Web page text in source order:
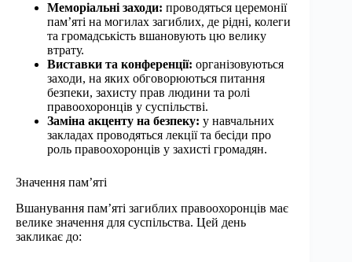
Меморіальні заходи: проводяться церемонії
пам’яті на могилах загиблих, де рідні, колеги
та громадськість вшановують цю велику
втрату.
Виставки та конференції: організовуються
заходи, на яких обговорюються питання
безпеки, захисту прав людини та ролі
правоохоронців у суспільстві.
Заміна акценту на безпеку: у навчальних
закладах проводяться лекції та бесіди про
роль правоохоронців у захисті громадян.
Значення пам’яті
Вшанування пам’яті загиблих правоохоронців має
велике значення для суспільства. Цей день
закликає до: